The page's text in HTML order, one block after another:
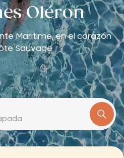
Oléron
Maritime, en el corazón
Sauvage